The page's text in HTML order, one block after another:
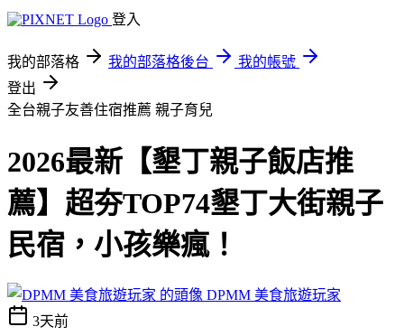
登入
我的部落格 我的部落格後台
我的帳號
登出
全台親子友善住宿推薦 親子育兒
2026最新【墾丁親子飯店推
薦】超夯TOP74墾丁大街親子
民宿，小孩樂瘋！
DPMM 美食旅遊玩家
3天前